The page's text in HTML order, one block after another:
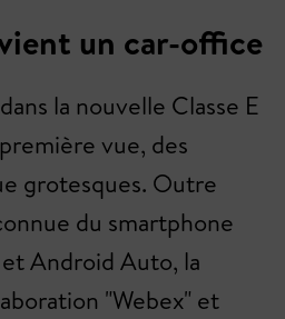
un car-office
la nouvelle Classe E
vue, des
grotesques. Outre
du smartphone
Android Auto, la
"Webex" et